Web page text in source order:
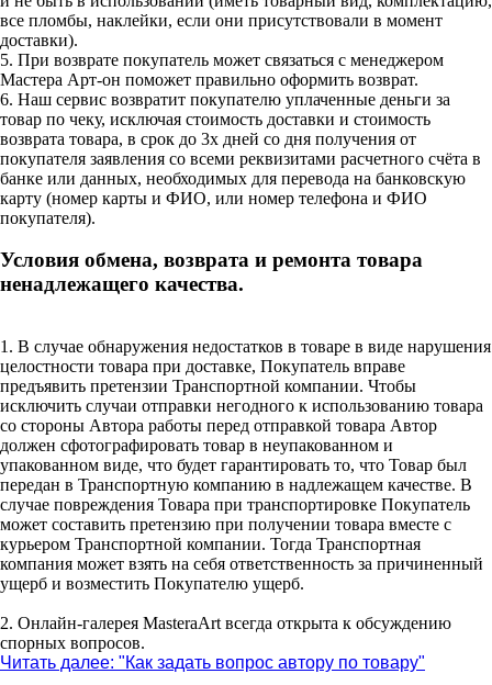
все пломбы, наклейки, если они присутствовали в момент
доставки).
5. При возврате покупатель может связаться с менеджером
Мастера Арт-он поможет правильно оформить возврат.
6. Наш сервис возвратит покупателю уплаченные деньги за
товар по чеку, исключая стоимость доставки и стоимость
возврата товара, в срок до 3х дней со дня получения от
покупателя заявления со всеми реквизитами расчетного счёта в
банке или данных, необходимых для перевода на банковскую
карту (номер карты и ФИО, или номер телефона и ФИО
покупателя).
Условия обмена, возврата и ремонта товара
ненадлежащего качества.
1. В случае обнаружения недостатков в товаре в виде нарушения
целостности товара при доставке, Покупатель вправе
предъявить претензии Транспортной компании. Чтобы
исключить случаи отправки негодного к использованию товара
со стороны Автора работы перед отправкой товара Автор
должен сфотографировать товар в неупакованном и
упакованном виде, что будет гарантировать то, что Товар был
передан в Транспортную компанию в надлежащем качестве. В
случае повреждения Товара при транспортировке Покупатель
может составить претензию при получении товара вместе с
курьером Транспортной компании. Тогда Транспортная
компания может взять на себя ответственность за причиненный
ущерб и возместить Покупателю ущерб.
2. Онлайн-галерея MasteraArt всегда открыта к обсуждению
спорных вопросов.
Читать далее: "Как задать вопрос автору по товару"